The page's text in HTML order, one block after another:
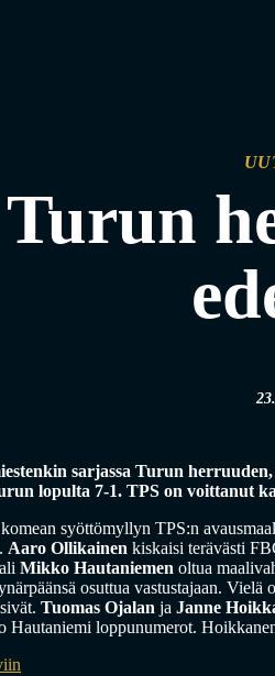
sarjassa Turun
lopulta 7-1. TPS on voittanut
syöttömyllyn TPS:n
Aaro Ollikainen kiskaisi terävästi
Mikko Hautaniemen oltua
osuttua vastustajaan.
Tuomas Ojalan ja Janne
Hautaniemi loppunumerot.